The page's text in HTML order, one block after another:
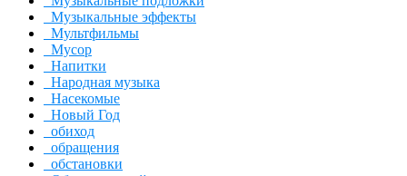
Музыкальные эффекты
Мультфильмы
Мусор
Напитки
Народная музыка
Насекомые
Новый Год
обиход
обращения
обстановки